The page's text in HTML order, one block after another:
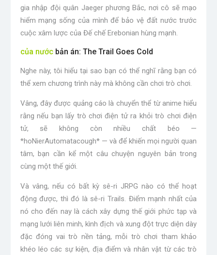
gia nhập đội quân Jaeger phương Bắc, nơi cô sẽ mạo
hiểm mạng sống của mình để bảo vệ đất nước trước
cuộc xâm lược của Đế chế Erebonian hùng mạnh.
của nướcbản án: The Trail Goes Cold
Nghe này, tôi hiểu tại sao bạn có thể nghĩ rằng bạn có
thể xem chương trình này mà không cần chơi trò chơi.
Vâng, đây được quảng cáo là chuyển thể từ anime hiểu
rằng nếu bạn lấy trò chơi điện tử ra khỏi trò chơi điện
tử, sẽ không còn nhiều chất béo —
*hoNierAutomatacough* — và để khiến mọi người quan
tâm, bạn cần kể một câu chuyện nguyên bản trong
cùng một thế giới.
Và vâng, nếu có bất kỳ sê-ri JRPG nào có thể hoạt
động được, thì đó là sê-ri Trails. Điểm mạnh nhất của
nó cho đến nay là cách xây dựng thế giới phức tạp và
mạng lưới liên minh, kình địch và xung đột trực diện dày
đặc đóng vai trò nền tảng, mỗi trò chơi tham khảo
khéo léo các sự kiện, địa điểm và nhân vật từ các trò